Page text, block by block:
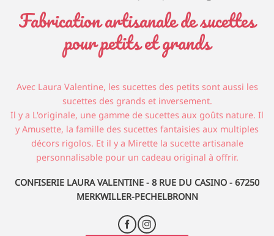
Fabrication artisanale de sucettes
pour petits et grands
Avec Laura Valentine, les sucettes des petits sont aussi les
sucettes des grands et inversement.
Il y a L'originale, une gamme de sucettes aux goûts nature. Il
y Amusette, la famille des sucettes fantaisies aux multiples
décors rigolos. Et il y a Mirette la sucette artisanale
personnalisable pour un cadeau original à offrir.
CONFISERIE LAURA VALENTINE - 8 RUE DU CASINO - 67250
MERKWILLER-PECHELBRONN